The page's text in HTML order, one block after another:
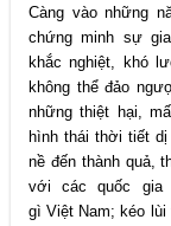
Càng vào những
chứng minh sự
khắc nghiệt, khó
không thể đảo
những thiệt hại,
hình thái thời tiết
nề đến thành quả,
với các quốc gia
gìViệt Nam; kéo lùi